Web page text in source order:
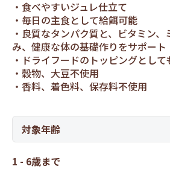
食べやすいジュレ仕立て
毎日の主食として給餌可能
良質なタンパク質と、ビタミン
み、健康な体の基礎作りをサポート
ドライフードのトッピングとして
穀物、大豆不使用
香料、着色料、保存料不使用
対象年齢
1 - 6歳まで